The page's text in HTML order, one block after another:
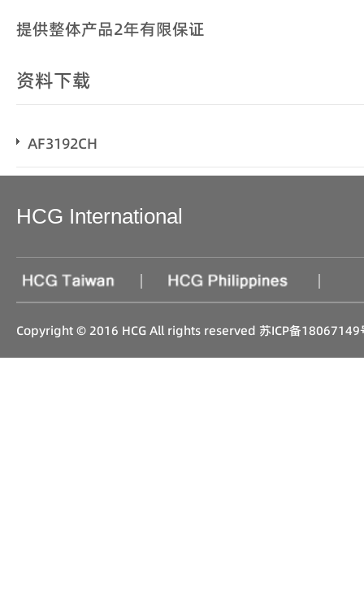
提供整体产品2年有限保证
资料下载
AF3192CH
HCG International
| |
Copyright © 2016 HCG All rights reserved 苏ICP备